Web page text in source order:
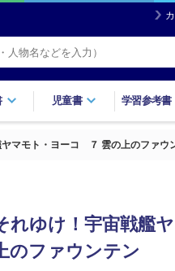
児童書 学習参考書
ヤマモト・ヨーコ ７ 雲の上のファウ
れゆけ！宇宙戦艦
のファウンテン